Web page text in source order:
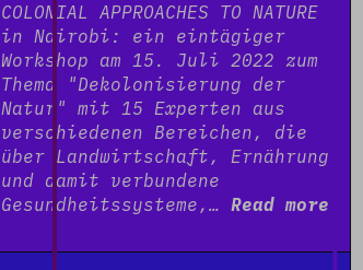
COLONIAL APPROACHES TO NATURE
in Nairobi: ein eintägiger
Workshop am 15. Juli 2022 zum
Thema "Dekolonisierung der
Natur" mit 15 Experten aus
verschiedenen Bereichen, die
über Landwirtschaft, Ernährung
und damit verbundene
Gesundheitssysteme,… Read more